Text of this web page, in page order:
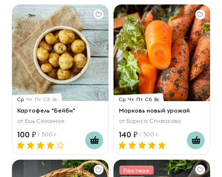
Ср Чт Пт Сб Вс
Картофель "Бейби"
от Ешь Сезонное
100 / 500 г
Ср Чт Пт Сб Вс
Морковь новый урожай
от Бориса Спивакова
140 / 500 г.
Постное